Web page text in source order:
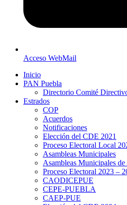
Acceso WebMail
Inicio
PAN Puebla
Directorio Comité
Estrados
COP
Acuerdos
Notificaciones
Elección del CDE 2021
Proceso Electoral Local
Asambleas Municipales
Asambleas Municipales
Proceso Electoral 2023 –
CAODICEPUE
CEPE-PUEBLA
CAEP-PUE